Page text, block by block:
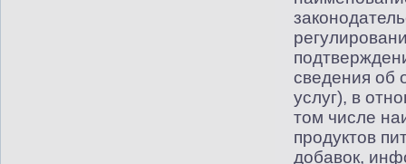
сведения об
услуг), в
том числе
продуктов
добавок,